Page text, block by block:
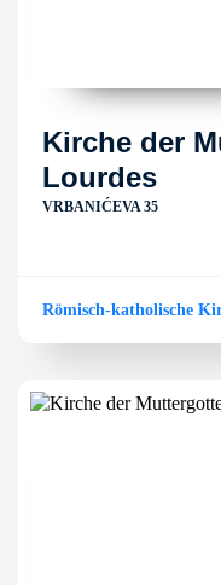
Kirche der
Lourdes
VRBANIĆEVA 35
Römisch-katholische